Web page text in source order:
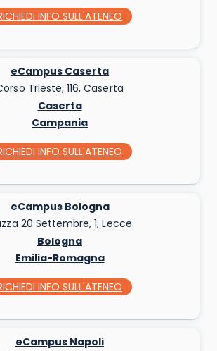
INFO SULL'ATENEO
eCampus Caserta
Trieste, 116, Caserta
Caserta
Campania
INFO SULL'ATENEO
eCampus Bologna
20 Settembre, 1, Lecce
Bologna
Emilia-Romagna
INFO SULL'ATENEO
eCampus Napoli